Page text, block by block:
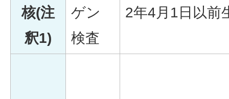
核(注
釈1)
ゲン
検査
2年4月1日以前